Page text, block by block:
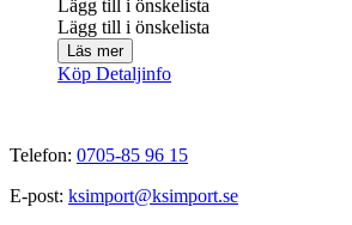
Lägg till i önskelista
Lägg till i önskelista
Läs mer
Köp Detaljinfo
Telefon: 0705-85 96 15
E-post: ksimport@ksimport.se